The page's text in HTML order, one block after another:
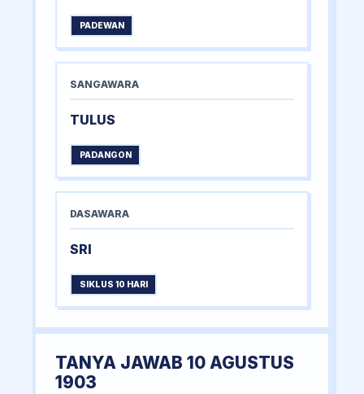
PADEWAN
SANGAWARA
TULUS
PADANGON
DASAWARA
SRI
SIKLUS 10 HARI
TANYA JAWAB 10 AGUSTUS
1903